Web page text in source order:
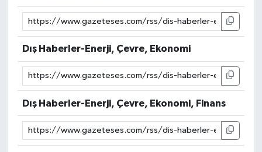
Dış Haberler-Enerji, Çevre, Ekonomi
Dış Haberler-Enerji, Çevre, Ekonomi, Finans